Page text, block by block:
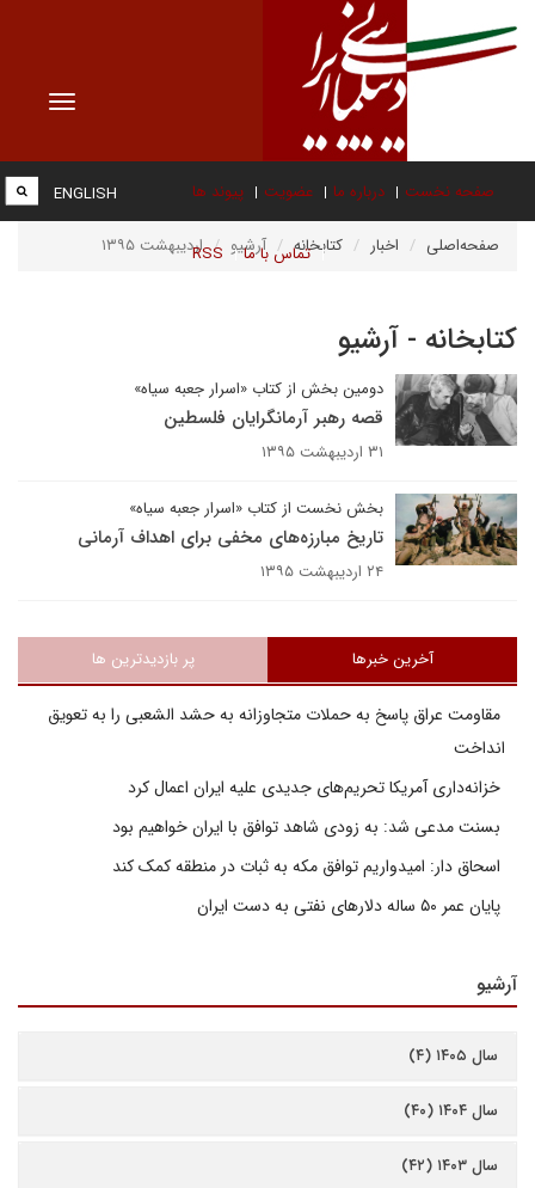
Toggle
صفحه نخست درباره ما عضویت پیوند ها
تماس با ما RSS
ENGLISH
صفحه‌اصلی اخبار کتابخانه آرشیو اردیبهشت ۱۳۹۵
کتابخانه - آرشیو
دومین بخش از کتاب «اسرار جعبه سیاه»
قصه رهبر آرمانگرایان فلسطین
۳۱ اردیبهشت ۱۳۹۵
بخش نخست از کتاب «اسرار جعبه سیاه»
تاریخ مبارزه‌های مخفی برای اهداف آرمانی
۲۴ اردیبهشت ۱۳۹۵
آخرین خبرها پر بازدیدترین ها
مقاومت عراق پاسخ به حملات متجاوزانه به حشد الشعبی را به تعویق
انداخت
خزانه‌داری آمریکا تحریم‌های جدیدی علیه ایران اعمال کرد
بسنت مدعی شد: به زودی شاهد توافق با ایران خواهیم بود
اسحاق دار: امیدواریم توافق مکه به ثبات در منطقه کمک کند
پایان عمر ۵۰ ساله دلارهای نفتی به دست ایران
آرشیو
سال ۱۴۰۵ (۴)
سال ۱۴۰۴ (۴۰)
سال ۱۴۰۳ (۴۲)